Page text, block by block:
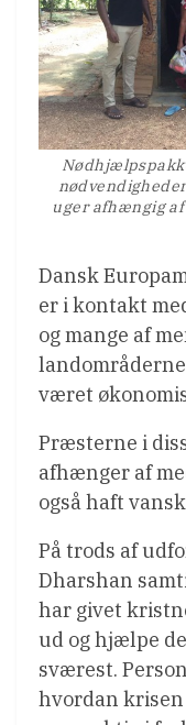
uger afhængig
Dansk
er i kontakt
og mange af
været
Præsterne i
afhænger af
også haft
På trods af
Dharshan
har givet
ud og hjælpe
sværest.
hvordan